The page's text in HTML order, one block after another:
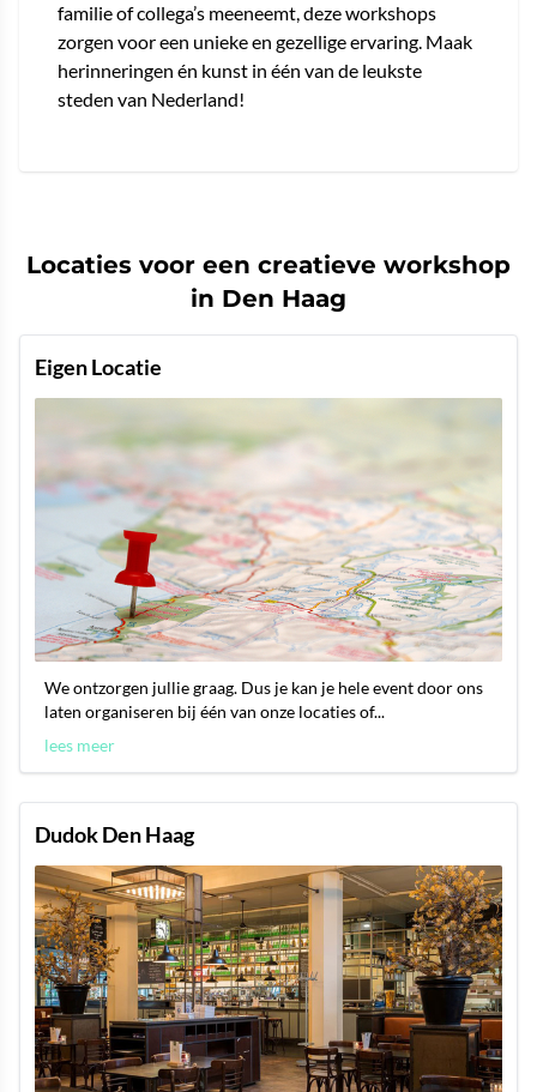
familie of collega’s meeneemt, deze workshops
zorgen voor een unieke en gezellige ervaring. Maak
herinneringen én kunst in één van de leukste
steden van Nederland!
Locaties voor een creatieve workshop
in Den Haag
Eigen Locatie
We ontzorgen jullie graag. Dus je kan je hele event door ons
laten organiseren bij één van onze locaties of...
lees meer
Dudok Den Haag